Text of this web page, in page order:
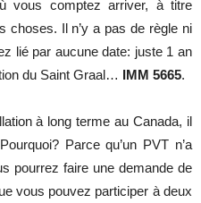
vous comptez arriver, à titre
choses. Il n’y a pas de règle ni
lié par aucune date: juste 1 an
du Saint Graal… IMM 5665.
à long terme au Canada, il
Parce qu’un PVT n’a
pourrez faire une demande de
vous pouvez participer à deux